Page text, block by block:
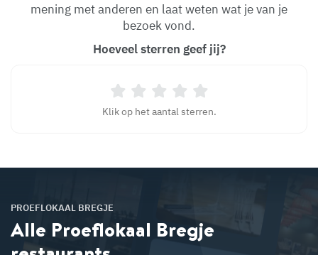
mening met anderen en laat weten wat je van je
bezoek vond.
Hoeveel sterren geef jij?
Klik op het aantal sterren.
PROEFLOKAAL BREGJE
Alle Proeflokaal Bregje